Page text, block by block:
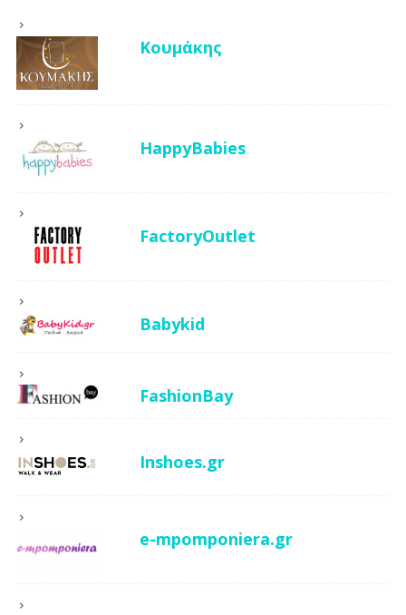
Κουμάκης
HappyBabies
FactoryOutlet
Babykid
FashionBay
Inshoes.gr
e-mpomponiera.gr